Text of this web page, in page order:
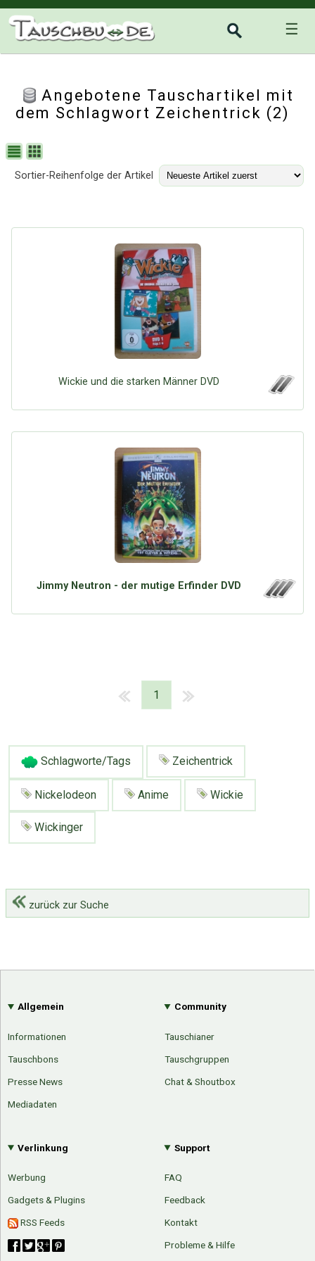
☰
Angebotene Tauschartikel mit
dem Schlagwort Zeichentrick (2)
Sortier-Reihenfolge der Artikel
Wickie und die starken Männer DVD
Jimmy Neutron - der mutige Erfinder DVD
1
Schlagworte/Tags Zeichentrick
Nickelodeon Anime Wickie
Wickinger
zurück zur Suche
Allgemein
Informationen
Tauschbons
Presse News
Mediadaten
Community
Tauschianer
Tauschgruppen
Chat & Shoutbox
Verlinkung
Werbung
Gadgets & Plugins
RSS Feeds
Support
FAQ
Feedback
Kontakt
Probleme & Hilfe